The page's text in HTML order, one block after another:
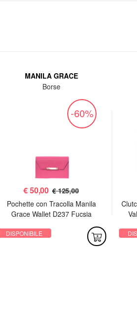
MANILA GRACE
Borse
-60%
€50,00 € 125,00
Pochette con Tracolla Manila
Grace Wallet D237 Fucsia
DISPONIBILE